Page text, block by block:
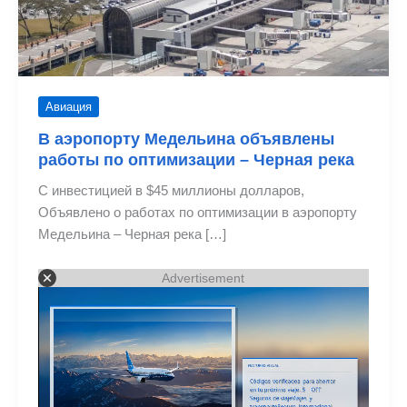
Авиация
В аэропорту Медельина объявлены
работы по оптимизации – Черная река
С инвестицией в $45 миллионы долларов,
Объявлено о работах по оптимизации в аэропорту
Медельина – Черная река […]
Advertisement